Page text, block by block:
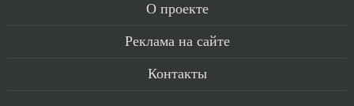
О проекте
Реклама на сайте
Контакты